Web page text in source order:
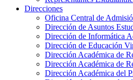
Direcciones
Oficina Central de
Dirección de Asuntos
Dirección de Informática
Dirección de Educación
Dirección Académica de
Dirección Académica de
Dirección Académica del